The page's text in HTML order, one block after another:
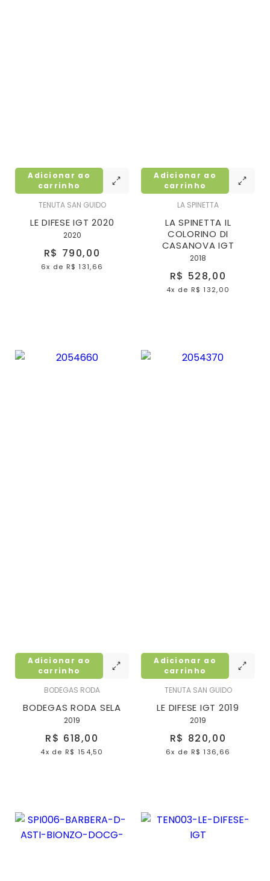
TENUTA SAN GUIDO
LE DIFESE IGT 2020
2020
R$ 790,00
6x de R$ 131,66
Adicionar ao
carrinho
LA SPINETTA
LA SPINETTA IL
COLORINO DI
CASANOVA IGT
2018
R$ 528,00
4x de R$ 132,00
Adicionar ao
carrinho
BODEGAS RODA
BODEGAS RODA SELA
2019
R$ 618,00
4x de R$ 154,50
Adicionar ao
carrinho
TENUTA SAN GUIDO
LE DIFESE IGT 2019
2019
R$ 820,00
6x de R$ 136,66
Adicionar ao
carrinho